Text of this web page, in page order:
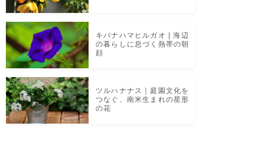
キバナハマヒルガオ | 海辺
の暮らしに息づく熱帯の朝
顔
ツルハナナス｜庭園文化を
つなぐ、南米生まれの星形
の花